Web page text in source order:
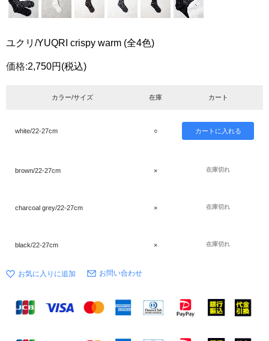
ユクリ/YUQRI crispy warm (全4色)
価格:2,750円 (税込)
カラー/サイズ 在庫 カート
white/22-27cm ○
brown/22-27cm × 在庫切れ
charcoal grey/22-27cm × 在庫切れ
black/22-27cm × 在庫切れ
お問い合わせ